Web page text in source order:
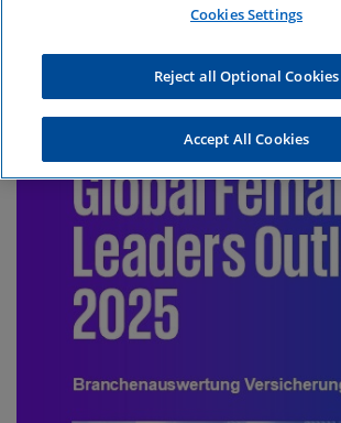
Cookies Settings
Reject all Optional Cookies
Accept All Cookies